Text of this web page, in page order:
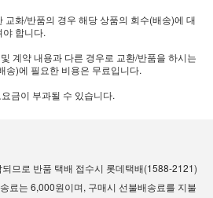
교화/반품의 경우 해당 상품의 회수(배송)에 대
합니다.
계약 내용과 다른 경우로 교환/반품을 하시는
송)에 필요한 비용은 무료입니다.
금이 부과될 수 있습니다.
므로 반품 택배 접수시 롯데택배(1588-2121)
료는 6,000원이며, 구매시 선불배송료를 지불